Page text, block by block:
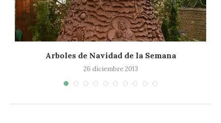
Arboles de Navidad de la Semana
26 diciembre 2013